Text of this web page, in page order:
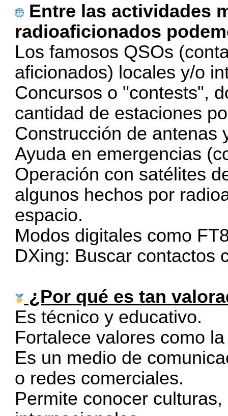
Entre las actividades
radioaficionados
Los famosos QSOs
aficionados) locales y/o
Concursos o "contests",
cantidad de estaciones
Construcción de antenas
Ayuda en emergencias
Operación con satélites
algunos hechos por
espacio.
Modos digitales como
DXing: Buscar contactos
¿Por qué es tan
Es técnico y educativo.
Fortalece valores como
Es un medio de
o redes comerciales.
Permite conocer